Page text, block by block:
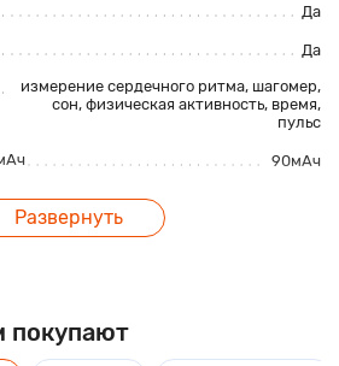
Да
Да
измерение сердечного ритма, шагомер,
сон, физическая активность, время,
пульс
90мАч
Развернуть
покупают